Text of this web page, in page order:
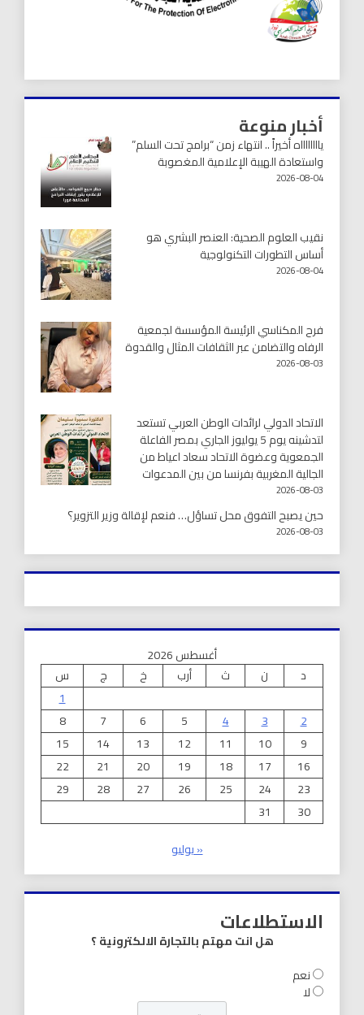
أخبار منوعة
يااااااااه أخيراً .. انتهاء زمن “برامج تحت السلم”
واستعادة الهيبة الإعلامية المغصوبة
2026-08-04
نقيب العلوم الصحية: العنصر البشري هو
أساس التطورات التكنولوجية
2026-08-04
فرح المكناسي الرئيسة المؤسسة لجمعية
الرفاه والتضامن عبر الثقافات المثال والقدوة
2026-08-03
الاتحاد الدولي لرائدات الوطن العربي تستعد
لتدشينه يوم 5 يوليوز الجاري بمصر الفاعلة
الجمعوية وعضوة الاتحاد سعاد اعياط من
الجالية المغربية بفرنسا من بين المدعوات
2026-08-03
حين يصبح التفوق محل تساؤل… فنعم لإقالة وزير التزوير؟
2026-08-03
أغسطس 2026
د
ن ث أرب خ ج
س
1
2
3
4
5
6
7
8
9
10
11
12
13
14
15
16
17
18
19
20
21
22
23
24
25
26
27
28
29
30
31
« يوليو
الاستطلاعات
هل انت مهتم بالتجارة الالكترونية ؟
نعم
لا